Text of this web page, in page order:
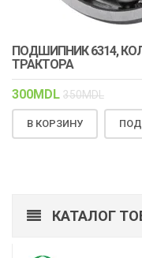
ПОДШИПНИК 6314,
ТРАКТОРА
300MDL 350MDL
В КОРЗИНУ
КАТАЛОГ